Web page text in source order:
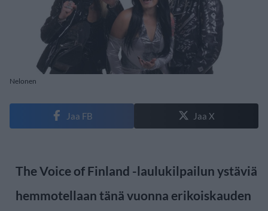
Nelonen
Jaa FB Jaa X
The Voice of Finland -laulukilpailun ystäviä
hemmotellaan tänä vuonna erikoiskauden